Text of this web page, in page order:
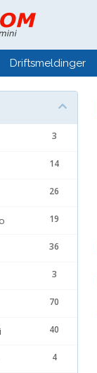
Driftsmeldinger
3
14
26
19
36
3
70
40
4